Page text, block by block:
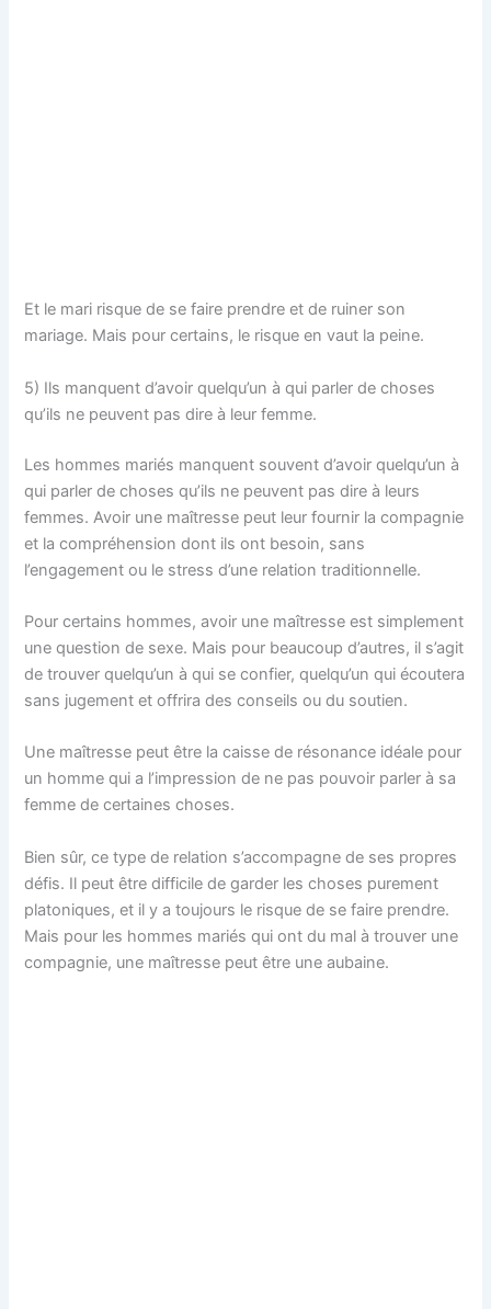
Et le mari risque de se faire prendre et de ruiner son
mariage. Mais pour certains, le risque en vaut la peine.
5) Ils manquent d’avoir quelqu’un à qui parler de choses
qu’ils ne peuvent pas dire à leur femme.
Les hommes mariés manquent souvent d’avoir quelqu’un à
qui parler de choses qu’ils ne peuvent pas dire à leurs
femmes. Avoir une maîtresse peut leur fournir la compagnie
et la compréhension dont ils ont besoin, sans
l’engagement ou le stress d’une relation traditionnelle.
Pour certains hommes, avoir une maîtresse est simplement
une question de sexe. Mais pour beaucoup d’autres, il s’agit
de trouver quelqu’un à qui se confier, quelqu’un qui écoutera
sans jugement et offrira des conseils ou du soutien.
Une maîtresse peut être la caisse de résonance idéale pour
un homme qui a l’impression de ne pas pouvoir parler à sa
femme de certaines choses.
Bien sûr, ce type de relation s’accompagne de ses propres
défis. Il peut être difficile de garder les choses purement
platoniques, et il y a toujours le risque de se faire prendre.
Mais pour les hommes mariés qui ont du mal à trouver une
compagnie, une maîtresse peut être une aubaine.